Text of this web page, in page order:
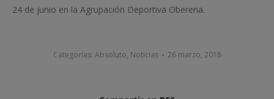
24 de junio en la Agrupación Deportiva Oberena.
Categorías: Absoluto, Noticias 26 marzo, 2018